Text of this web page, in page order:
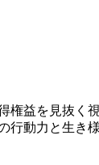
権益を見抜く
行動力と生き